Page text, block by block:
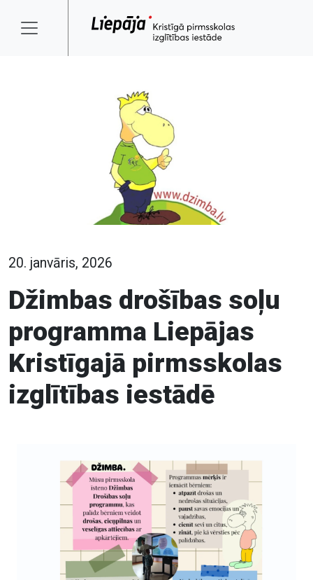
20. janvāris, 2026
Džimbas drošības soļu
programma Liepājas
Kristīgajā pirmsskolas
izglītības iestādē